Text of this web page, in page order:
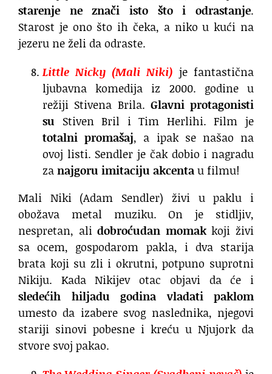
starenje ne znači isto što i odrastanje.
Starost je ono što ih čeka, a niko u kući na
jezeru ne želi da odraste.
Little Nicky (Mali Niki) je fantastična
ljubavna komedija iz 2000. godine u
režiji Stivena Brila. Glavni protagonisti
su Stiven Bril i Tim Herlihi. Film je
totalni promašaj, a ipak se našao na
ovoj listi. Sendler je čak dobio i nagradu
zanajgoru imitaciju akcentau filmu!
Mali Niki (Adam Sendler) živi u paklu i
obožava metal muziku. On je stidljiv,
nespretan, alidobroćudan momakkoji živi
sa ocem, gospodarom pakla, i dva starija
brata koji su zli i okrutni, potpuno suprotni
Nikiju. Kada Nikijev otac objavi da će i
sledećih hiljadu godina vladati paklom
umesto da izabere svog naslednika, njegovi
stariji sinovi pobesne i kreću u Njujork da
stvore svoj pakao.